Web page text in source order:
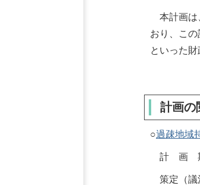
本計画は
おり、こ
といった
計画の
○過疎地域
計 画 期
策定（議